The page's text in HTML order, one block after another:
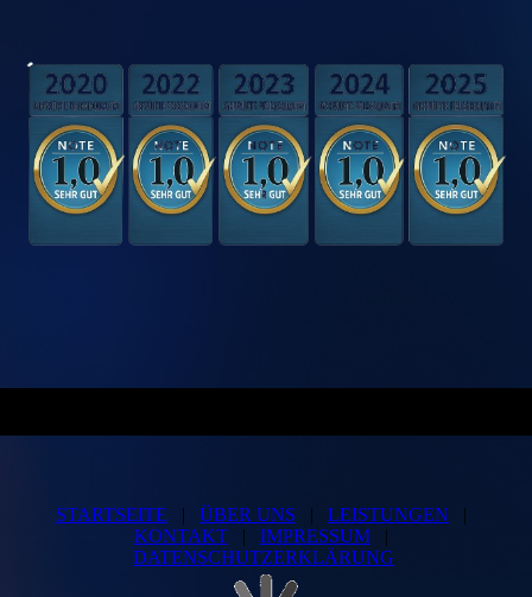
STARTSEITE | ÜBER UNS | LEISTUNGEN |
KONTAKT | IMPRESSUM |
DATENSCHUTZERKLÄRUNG